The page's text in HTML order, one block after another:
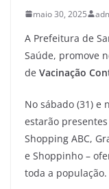
maio 30, 2025
A Prefeitura de
Saúde, promove
de Vacinação
No sábado (31) e
estarão
Shopping ABC,
e Shoppinho –
toda a população.